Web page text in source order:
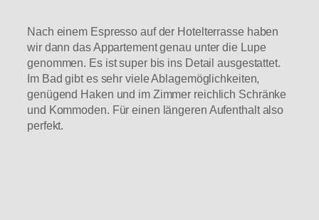
Nach einem Espresso auf der Hotelterrasse haben
wir dann das Appartement genau unter die Lupe
genommen. Es ist super bis ins Detail ausgestattet.
Im Bad gibt es sehr viele Ablagemöglichkeiten,
genügend Haken und im Zimmer reichlich Schränke
und Kommoden. Für einen längeren Aufenthalt also
perfekt.